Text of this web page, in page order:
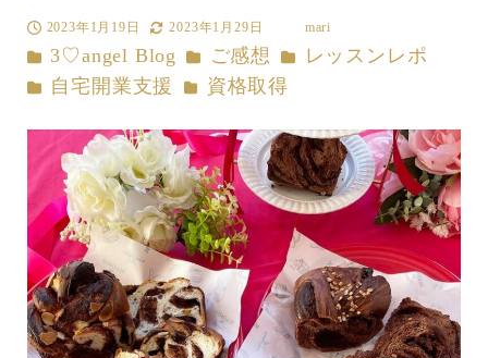
投稿日
2023年1月19日
更新日
2023年1月29日
者
mari
カテゴリー
3♡angel Blog カテゴリー
ご感想 カテゴリー
レッスンレポ
カテゴリー
自宅開業支援 カテゴリー
資格取得